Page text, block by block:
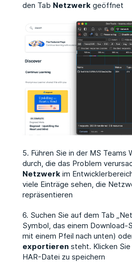
den Tab Netzwerkgeöffnet
5. Führen Sie in der MS Teams
durch, die das Problem
Netzwerkim
viele Einträge sehen, die
repräsentieren
6. Suchen Sie auf dem Tab
Symbol, das einem Download-
mit einem Pfeil nach unten)
exportierensteht. Klicken Sie
HAR-Datei zu speichern